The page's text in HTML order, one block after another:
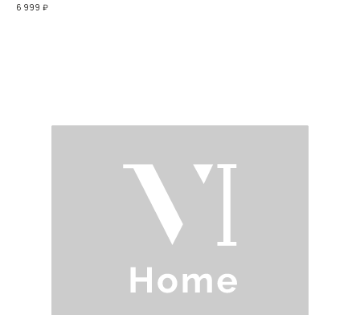
6 999 ₽